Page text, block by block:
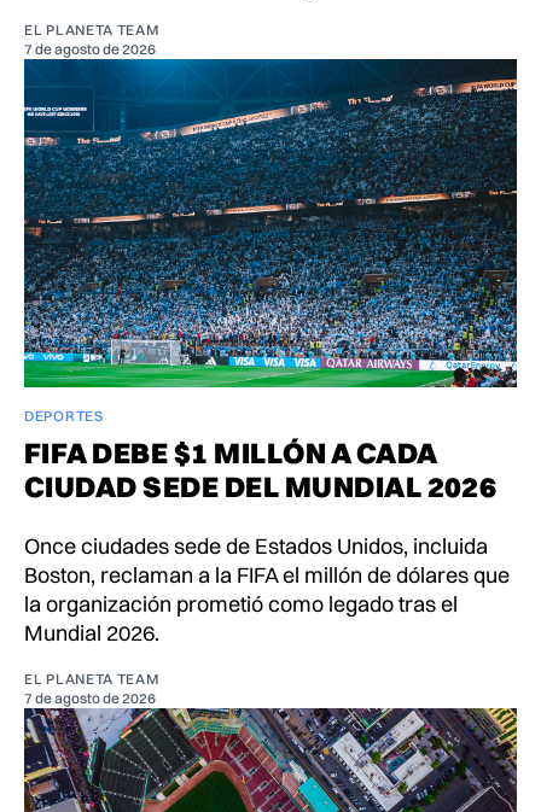
EL PLANETA TEAM
7 de agosto de 2026
DEPORTES
FIFA DEBE $1 MILLÓN A CADA
CIUDAD SEDE DEL MUNDIAL 2026
Once ciudades sede de Estados Unidos, incluida
Boston, reclaman a la FIFA el millón de dólares que
la organización prometió como legado tras el
Mundial 2026.
EL PLANETA TEAM
7 de agosto de 2026